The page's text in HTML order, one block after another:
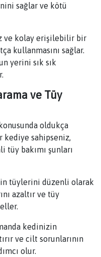
sağlar ve kötü
ve kolay erişilebilir bir
kullanmasını sağlar.
yerini sık sık
ve Tüy
oldukça
kediye sahipseniz,
tüy bakımı şunları
tüylerini düzenli olarak
azaltır ve tüy
kedinizin
ve cilt sorunlarının
olur.